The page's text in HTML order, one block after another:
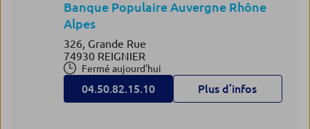
Banque Populaire Auvergne Rhône
Alpes
326, Grande Rue
74930 REIGNIER
Fermé aujourd'hui
04.50.82.15.10 Plus d’infos